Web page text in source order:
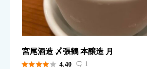
宮尾酒造 〆張鶴 本醸造 月
 4.40  1